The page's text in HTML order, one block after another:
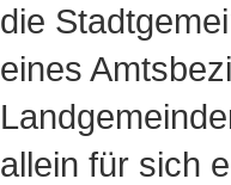
die
eines
allein für sich